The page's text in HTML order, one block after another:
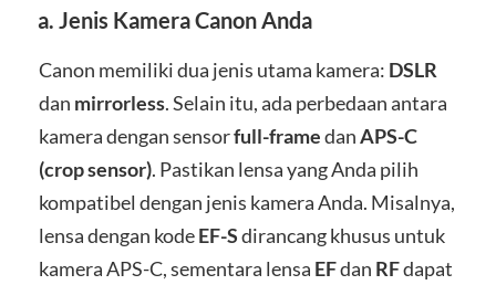
a. Jenis Kamera Canon Anda
Canon memiliki dua jenis utama kamera: DSLR
dan mirrorless. Selain itu, ada perbedaan antara
kamera dengan sensorfull-framedanAPS-C
(crop sensor). Pastikan lensa yang Anda pilih
kompatibel dengan jenis kamera Anda. Misalnya,
lensa dengan kodeEF-Sdirancang khusus untuk
kamera APS-C, sementara lensa EFdan RFdapat